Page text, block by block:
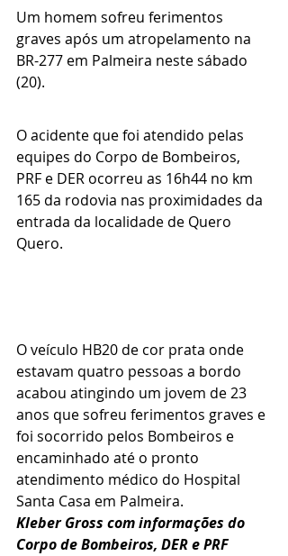
Um homem sofreu ferimentos
graves após um atropelamento na
BR-277 em Palmeira neste sábado
(20).
O acidente que foi atendido pelas
equipes do Corpo de Bombeiros,
PRF e DER ocorreu as 16h44 no km
165 da rodovia nas proximidades da
entrada da localidade de Quero
Quero.
O veículo HB20 de cor prata onde
estavam quatro pessoas a bordo
acabou atingindo um jovem de 23
anos que sofreu ferimentos graves e
foi socorrido pelos Bombeiros e
encaminhado até o pronto
atendimento médico do Hospital
Santa Casa em Palmeira.
Kleber Gross com informações do
Corpo de Bombeiros, DER e PRF